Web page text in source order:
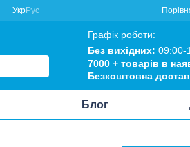
УкрРус
Графік роботи:
Без вихідних: 09:00-
7000 + товарів в
Безкоштовна
Блог